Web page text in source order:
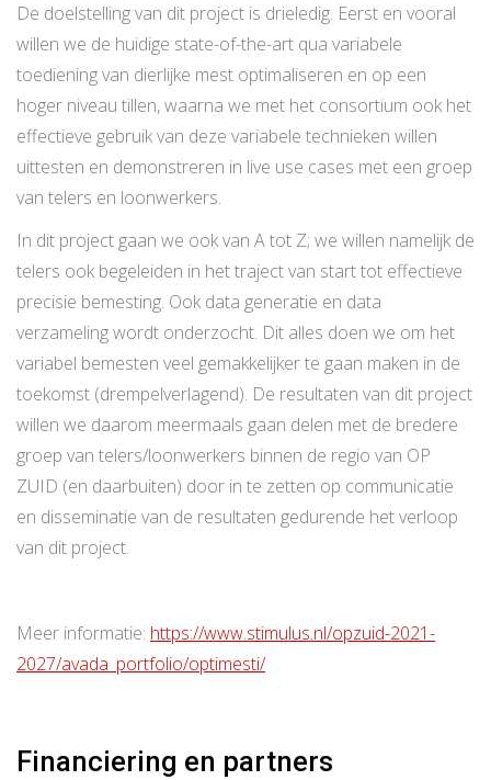
De doelstelling van dit project is drieledig. Eerst en vooral
willen we de huidige state-of-the-art qua variabele
toediening van dierlijke mest optimaliseren en op een
hoger niveau tillen, waarna we met het consortium ook het
effectieve gebruik van deze variabele technieken willen
uittesten en demonstreren in live use cases met een groep
van telers en loonwerkers.
In dit project gaan we ook van A tot Z; we willen namelijk de
telers ook begeleiden in het traject van start tot effectieve
precisie bemesting. Ook data generatie en data
verzameling wordt onderzocht. Dit alles doen we om het
variabel bemesten veel gemakkelijker te gaan maken in de
toekomst (drempelverlagend). De resultaten van dit project
willen we daarom meermaals gaan delen met de bredere
groep van telers/loonwerkers binnen de regio van OP
ZUID (en daarbuiten) door in te zetten op communicatie
en disseminatie van de resultaten gedurende het verloop
van dit project.
Meer informatie: https://www.stimulus.nl/opzuid-2021-
2027/avada_portfolio/optimesti/
Financiering en partners